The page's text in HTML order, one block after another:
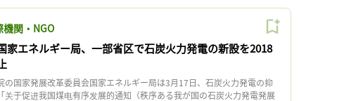
関・NGO
家エネルギー局、一部省区で石炭火力発電の新設を2018
の国家発展改革委員会国家エネルギー局は3月17日、石炭火力発電の抑
关于促进我国煤电有序发展的通知（秩序ある我が国の石炭火力発電発展